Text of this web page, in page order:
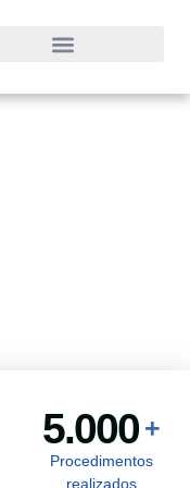
5.000 +
Procedimentos
realizados